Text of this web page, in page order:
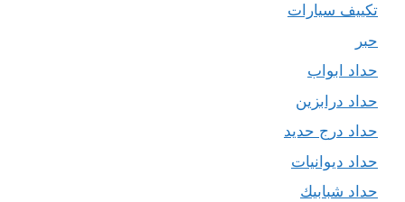
تكييف سيارات
حبر
حداد ابواب
حداد درابزين
حداد درج حديد
حداد ديوانيات
حداد شبابيك